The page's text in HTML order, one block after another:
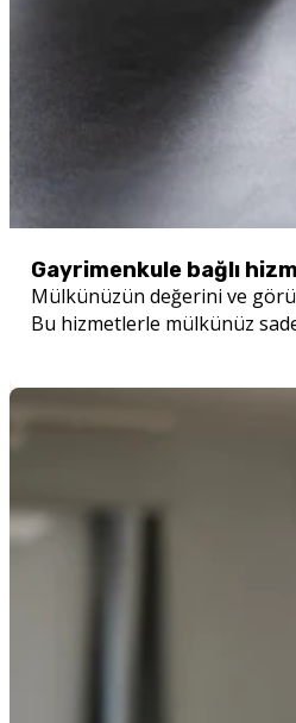
Gayrimenkule bağlı
Mülkünüzün değerini ve
Bu hizmetlerle mülkünüz